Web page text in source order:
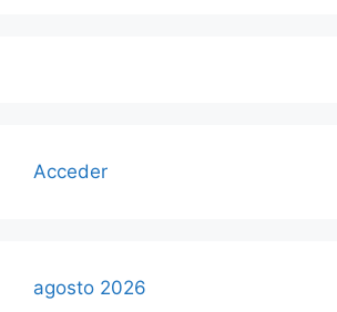
Acceder
agosto 2026